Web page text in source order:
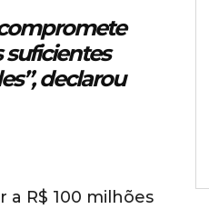
suficientes
declarou
R$ 100 milhões